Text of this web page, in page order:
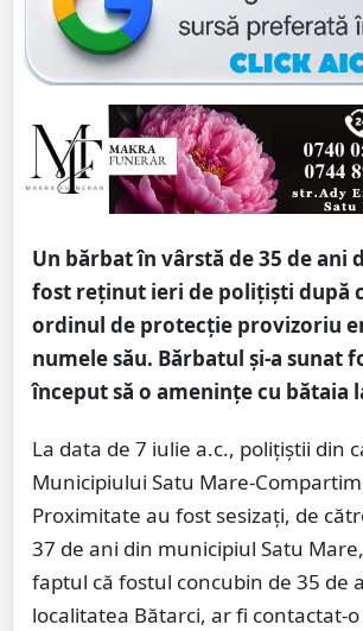
Un bărbat în vârstă de 35 de ani
fost reținut ieri de polițiști după
ordinul de protecție provizoriu
numele său. Bărbatul și-a sunat
început să o amenințe cu bătaia
La data de 7 iulie a.c., polițiștii din
Municipiului Satu Mare-
Proximitate au fost sesizați, de
37 de ani din municipiul Satu
faptul că fostul concubin de 35 de
localitatea Bătarci, ar fi contactat-